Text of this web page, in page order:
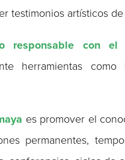
testimonios artísticos
responsable con el
herramientas
es promover el
permanentes,